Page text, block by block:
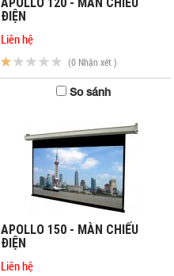
ĐIỆN
Liên hệ
(0 Nhận xét )
So sánh
APOLLO 150 - MÀN CHIẾU
ĐIỆN
Liên hệ